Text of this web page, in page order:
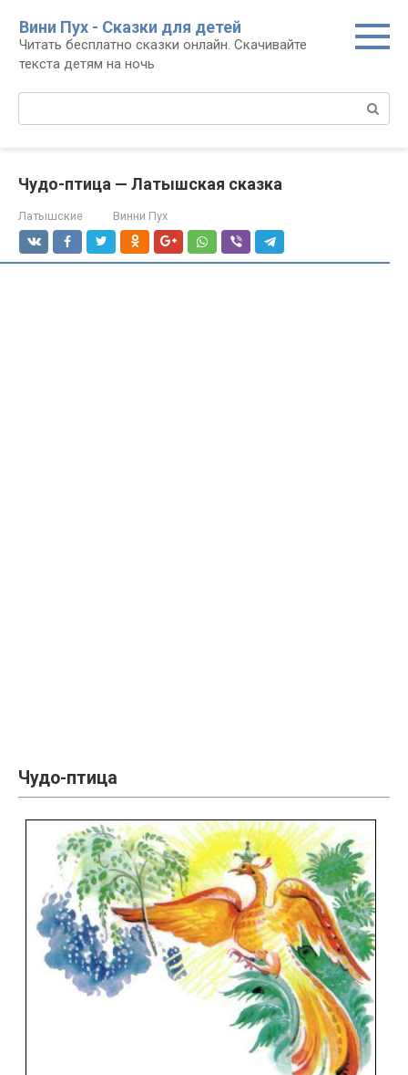
контенту
Вини Пух - Сказки для детей
Читать бесплатно сказки онлайн. Скачивайте
текста детям на ночь
Чудо-птица — Латышская сказка
Латышские Винни Пух
Чудо-птица